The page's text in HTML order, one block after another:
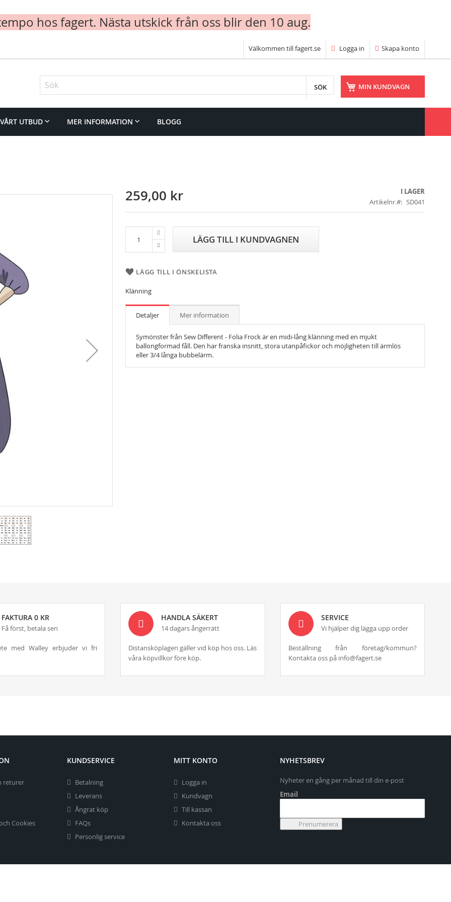
hos fagert. Nästa utskick från oss blir den 10 aug.
Välkommen till fagert.se Logga in Skapa konto
MIN KUNDVAGN
Sök
VÅRT UTBUD MER INFORMATION BLOGG
259,00 kr
I LAGER
Artikelnr.
SD041
LÄGG TILL I KUNDVAGNEN
LÄGG TILL I ÖNSKELISTA
Klänning
Detaljer
Symönster från Sew Different - Folia Frock är en midi-lång klänning med en mjukt
ballongformad fåll. Den har franska insnitt, stora utanpåfickor och möjligheten till ärmlös
eller 3/4 långa bubbelärm.
Mer information
FAKTURA 0 KR
Få först, betala sen
med Walley erbjuder vi fri
HANDLA SÄKERT
14 dagars ångerrätt
Distansköplagen gäller vid köp hos oss. Läs
våra köpvillkor före köp.
SERVICE
Vi hjälper dig lägga upp order
Beställning från företag/kommun?
Kontakta oss på info@fagert.se
returer
Cookies
KUNDSERVICE
Betalning
Leverans
Ångrat köp
FAQs
Personlig service
MITT KONTO
Logga in
Kundvagn
Till kassan
Kontakta oss
NYHETSBREV
Nyheter en gång per månad till din e-post
Email